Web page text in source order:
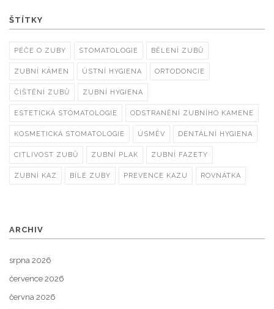
ŠTÍTKY
PÉČE O ZUBY STOMATOLOGIE BĚLENÍ ZUBŮ
ZUBNÍ KÁMEN ÚSTNÍ HYGIENA ORTODONCIE
ČIŠTĚNÍ ZUBŮ ZUBNÍ HYGIENA
ESTETICKÁ STOMATOLOGIE ODSTRANĚNÍ ZUBNÍHO KAMENE
KOSMETICKÁ STOMATOLOGIE ÚSMĚV DENTÁLNÍ HYGIENA
CITLIVOST ZUBŮ ZUBNÍ PLAK ZUBNÍ FAZETY
ZUBNÍ KAZ BÍLÉ ZUBY PREVENCE KAZU ROVNÁTKA
ARCHIV
srpna 2026
července 2026
června 2026